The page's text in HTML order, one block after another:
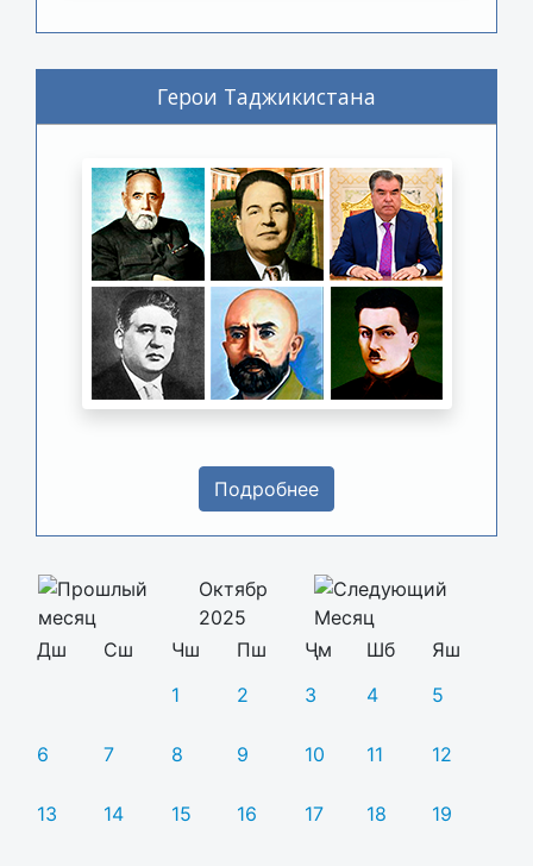
Герои Таджикистана
Подробнее
Октябр
2025
Дш
Сш Чш Пш Ҷм Шб
Яш
1
2 3 4 5
6 7 8 9 10 11 12
13 14 15 16 17 18 19